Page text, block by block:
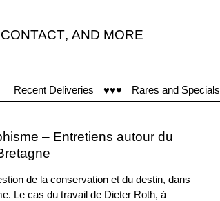
CONTACT, AND MORE
Recent Deliveries ♥♥♥ Rares and Specials
– Entretiens autour du
de la conservation et du destin, dans
Le cas du travail de Dieter Roth, à